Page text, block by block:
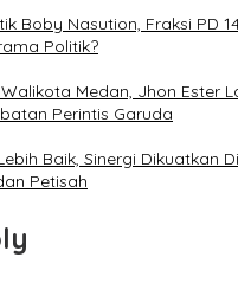
Boby Nasution, Fraksi PD
Politik?
Medan, Jhon Ester
Perintis Garuda
Baik, Sinergi Dikuatkan
Petisah